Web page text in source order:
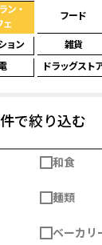
ン・
ェ
フード
ョン 雑貨
ドラッグスト
で絞り込む
和食
麺類
ベーカリ